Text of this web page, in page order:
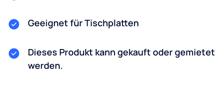
Geeignet für Tischplatten
Dieses Produkt kann gekauft oder gemietet
werden.